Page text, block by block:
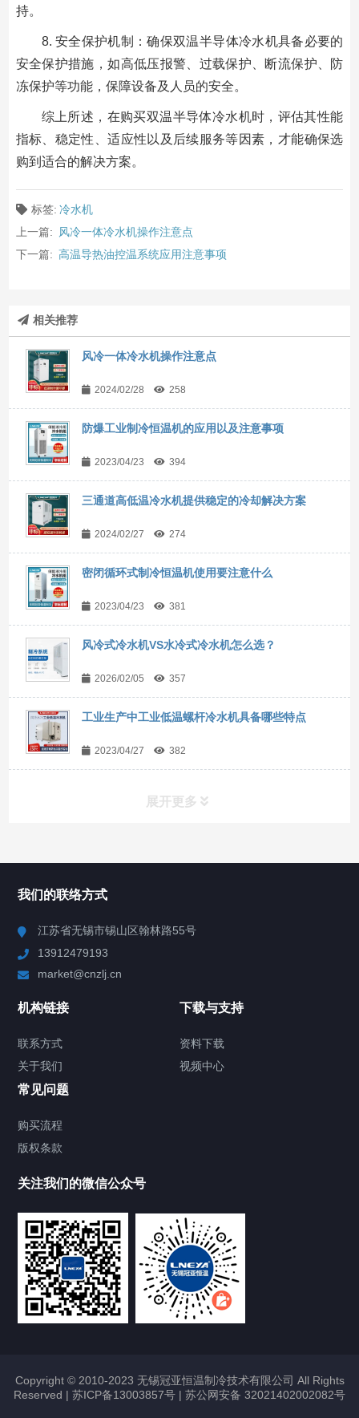
持。
8. 安全保护机制：确保双温半导体冷水机具备必要的
安全保护措施，如高低压报警、过载保护、断流保护、防
冻保护等功能，保障设备及人员的安全。
综上所述，在购买双温半导体冷水机时，评估其性能
指标、稳定性、适应性以及后续服务等因素，才能确保选
购到适合的解决方案。
标签: 冷水机
上一篇:
风冷一体冷水机操作注意点
下一篇: 高温导热油控温系统应用注意事项
相关推荐
风冷一体冷水机操作注意点
2024/02/28 258
防爆工业制冷恒温机的应用以及注意事项
2023/04/23 394
三通道高低温冷水机提供稳定的冷却解决方案
2024/02/27 274
密闭循环式制冷恒温机使用要注意什么
2023/04/23 381
风冷式冷水机VS水冷式冷水机怎么选？
2026/02/05 357
工业生产中工业低温螺杆冷水机具备哪些特点
2023/04/27 382
展开更多
Chiller高精度制冷循环器
TCU温度控制单元
Chiller气体控温系统
Chamber试验箱
FREEZER低温箱
VOCs冷凝回收装置
我们的联络方式
江苏省无锡市锡山区翰林路55号
13912479193
market@cnzlj.cn
机构链接
联系方式
关于我们
下载与支持
资料下载
视频中心
常见问题
购买流程
版权条款
关注我们的微信公众号
Copyright © 2010-2023 无锡冠亚恒温制冷技术有限公司 All Rights
Reserved | 苏ICP备13003857号 | 苏公网安备 32021402002082号